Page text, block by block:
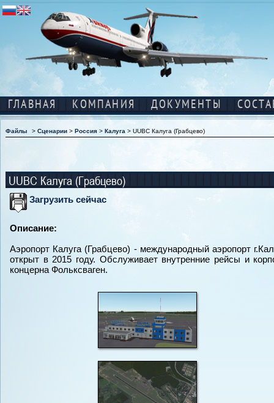
ГЛАВНАЯ КОМПАНИЯ ДОКУМЕНТЫ
Файлы > Сценарии > Россия > Калуга > UUBC Калуга (Грабцево)
UUBC Калуга (Грабцево)
Загрузить сейчас
Описание:
Аэропорт Калуга (Грабцево) - международный аэропорт
открыт в 2015 году. Обслуживает внутренние рейсы и
концерна Фольксваген.